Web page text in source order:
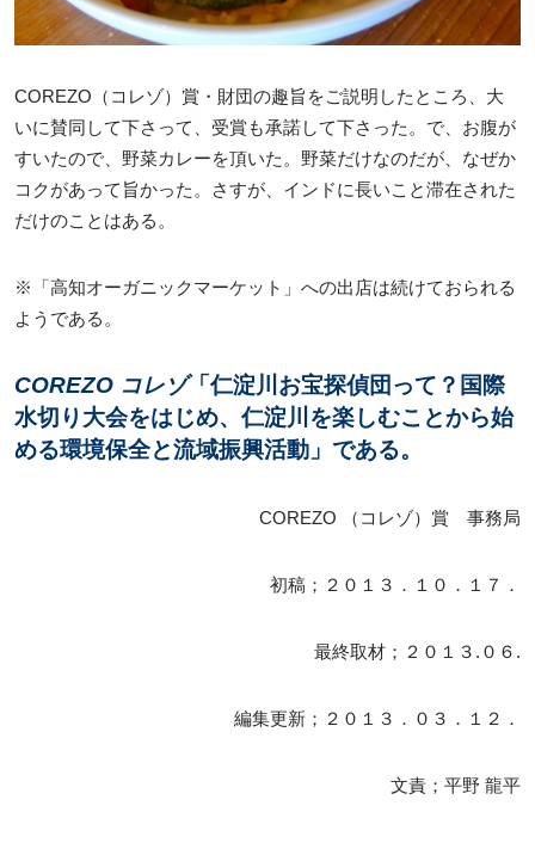
COREZO（コレゾ）賞・財団の趣旨をご説明したところ、大
いに賛同して下さって、受賞も承諾して下さった。で、お腹が
すいたので、野菜カレーを頂いた。野菜だけなのだが、なぜか
コクがあって旨かった。さすが、インドに長いこと滞在された
だけのことはある。
※「高知オーガニックマーケット」への出店は続けておられる
ようである。
COREZO コレゾ「仁淀川お宝探偵団って？国際
水切り大会をはじめ、仁淀川を楽しむことから始
める環境保全と流域振興活動」である。
COREZO （コレゾ）賞 事務局
初稿；２０１３．１０．１７．
最終取材；２０１３.０６.
編集更新；２０１３．０３．１２．
文責；平野 龍平